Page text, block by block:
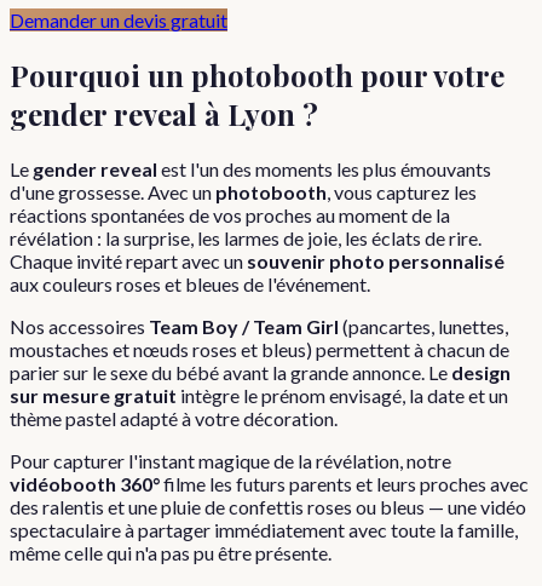
Demander un devis gratuit
Pourquoi un photobooth pour votre
gender reveal à Lyon ?
Le gender reveal est l'un des moments les plus émouvants
d'une grossesse. Avec un photobooth , vous capturez les
réactions spontanées de vos proches au moment de la
révélation : la surprise, les larmes de joie, les éclats de rire.
Chaque invité repart avec un souvenir photo personnalisé
aux couleurs roses et bleues de l'événement.
Nos accessoires Team Boy / Team Girl (pancartes, lunettes,
moustaches et nœuds roses et bleus) permettent à chacun de
parier sur le sexe du bébé avant la grande annonce. Le design
sur mesure gratuit intègre le prénom envisagé, la date et un
thème pastel adapté à votre décoration.
Pour capturer l'instant magique de la révélation, notre
vidéobooth 360°filme les futurs parents et leurs proches avec
des ralentis et une pluie de confettis roses ou bleus — une vidéo
spectaculaire à partager immédiatement avec toute la famille,
même celle qui n'a pas pu être présente.